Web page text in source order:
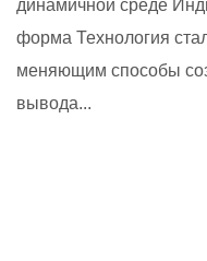
динамичной среде
форма Технология
меняющим способы
вывода...